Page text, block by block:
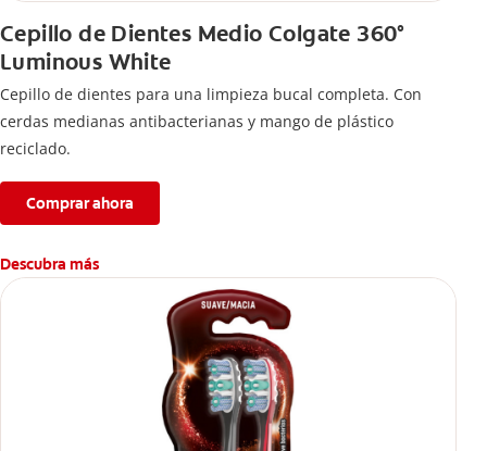
Cepillo de Dientes Medio Colgate 360°
Luminous White
Cepillo de dientes para una limpieza bucal completa. Con
cerdas medianas antibacterianas y mango de plástico
reciclado.
Comprar ahora
Descubra más